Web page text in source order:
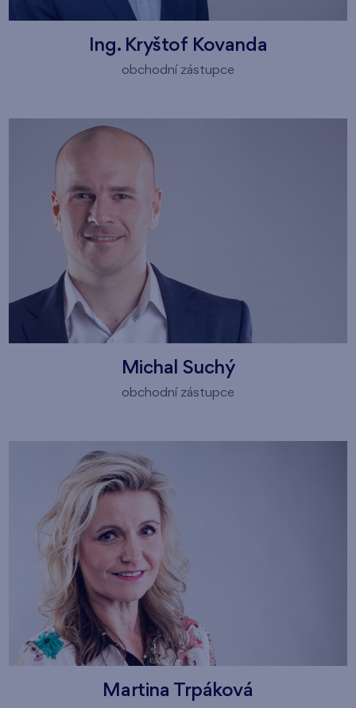
Ing. Kryštof Kovanda
obchodní zástupce
Michal Suchý
obchodní zástupce
Martina Trpáková